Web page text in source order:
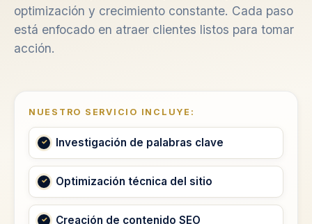
optimización y crecimiento constante. Cada paso
está enfocado en atraer clientes listos para tomar
acción.
NUESTRO SERVICIO INCLUYE:
Investigación de palabras clave
Optimización técnica del sitio
Creación de contenido SEO